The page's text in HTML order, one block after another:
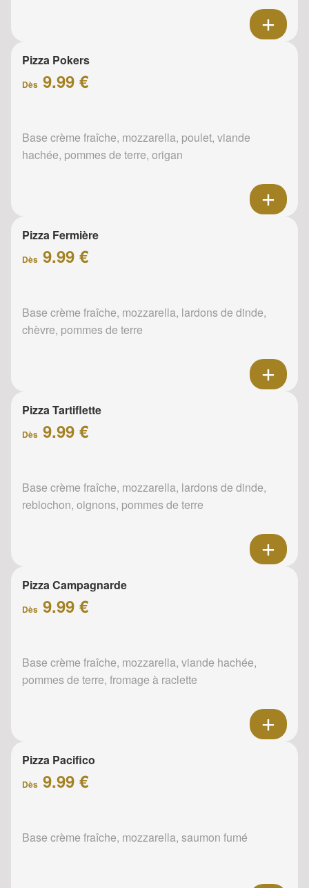
Pizza Pokers
Dès 9.99 €
Base crème fraîche, mozzarella, poulet, viande
hachée, pommes de terre, origan
Pizza Fermière
Dès 9.99 €
Base crème fraîche, mozzarella, lardons de dinde,
chèvre, pommes de terre
Pizza Tartiflette
Dès 9.99 €
Base crème fraîche, mozzarella, lardons de dinde,
reblochon, oignons, pommes de terre
Pizza Campagnarde
Dès 9.99 €
Base crème fraîche, mozzarella, viande hachée,
pommes de terre, fromage à raclette
Pizza Pacifico
Dès 9.99 €
Base crème fraîche, mozzarella, saumon fumé